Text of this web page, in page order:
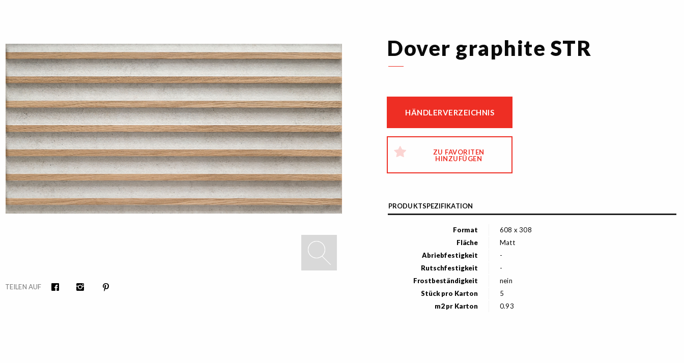
TEILEN AUF Facebook Instagram
Dover graphite STR
HÄNDLERVERZEICHNIS
ZU FAVORITEN
HINZUFÜGEN
PRODUKTSPEZIFIKATION
Format
608 x 308
Fläche
Matt
Abriebfestigkeit
-
Rutschfestigkeit
-
Frostbeständigkeit
nein
Stück pro Karton
5
m2 pr Karton
0.93